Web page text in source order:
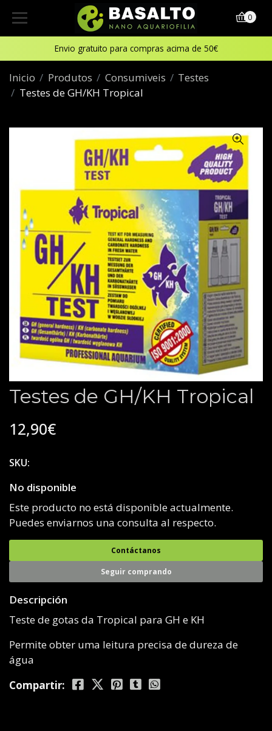
Envio gratuito para compras acima de 50€
0
Inicio Produtos Consumiveis
Testes
Testes de GH/KH Tropical
Testes de GH/KH Tropical
12,90€
SKU:
No disponible
Este producto no está disponible actualmente.
Puedes enviarnos una consulta al respecto.
Contáctanos
Seguir comprando
Descripción
Teste de gotas da Tropical para GH e KH
Permite obter uma leitura precisa de dureza de
água
Compartir: